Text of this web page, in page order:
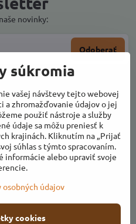
novinky:
Odoberať
e-mailom
súkromia
vašej návštevy tejto webovej
a zhromažďovanie údajov o jej
použiť nástroje a služby
údaje sa môžu preniesť k
krajinách. Kliknutím na „Prijať
súhlas s týmto spracovaním.
informácie alebo upraviť svoje
osobných údajov
cookies